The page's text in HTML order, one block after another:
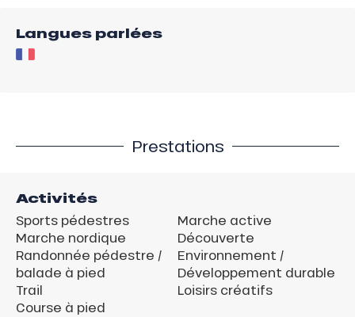
Langues parlées
Prestations
Activités
Sports pédestres
Marche nordique
Randonnée pédestre /
balade à pied
Trail
Course à pied
Marche active
Découverte
Environnement /
Développement durable
Loisirs créatifs